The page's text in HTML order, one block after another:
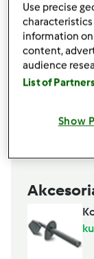
Use precise
information on
content,
audience
List of
Show